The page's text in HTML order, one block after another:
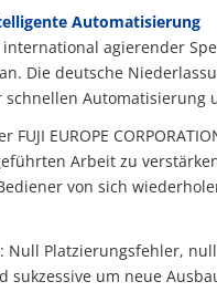
Automatisierung
international agierender
Die deutsche
schnellen
EUROPE
Arbeit zu
von sich
Null Platzie­rungsfeh­ler,
sukzessive um neue